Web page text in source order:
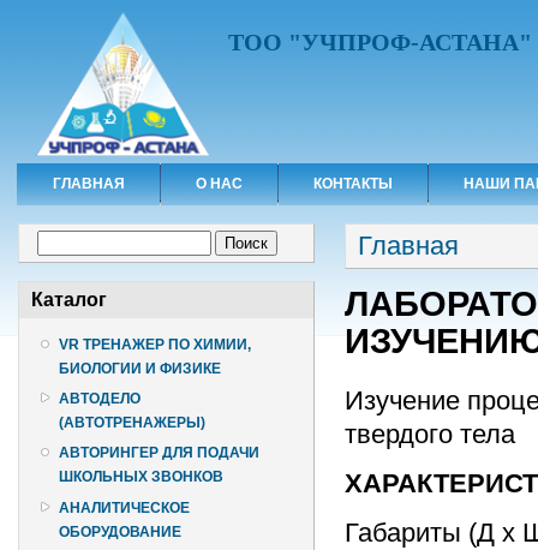
ТОО "УЧПРОФ-АСТАНА"
ГЛАВНАЯ О НАС КОНТАКТЫ НАШИ
Каталог
VR ТРЕНАЖЕР ПО ХИМИИ,
БИОЛОГИИ И ФИЗИКЕ
АВТОДЕЛО
(АВТОТРЕНАЖЕРЫ)
АВТОРИНГЕР ДЛЯ ПОДАЧИ
ШКОЛЬНЫХ ЗВОНКОВ
АНАЛИТИЧЕСКОЕ
ОБОРУДОВАНИЕ
Вы здесь
Главная
Изучение
твердого тела
Габариты (Д х